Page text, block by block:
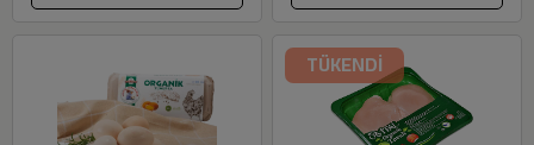
TÜKENDİ